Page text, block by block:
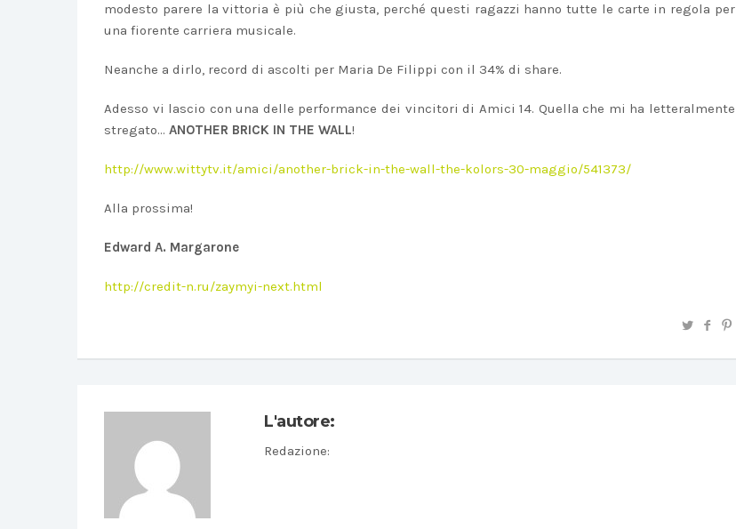
modesto parere la vittoria è più che giusta, perché questi ragazzi hanno tutte le carte in regola per
una fiorente carriera musicale.
Neanche a dirlo, record di ascolti per Maria De Filippi con il 34% di share.
Adesso vi lascio con una delle performance dei vincitori di Amici 14. Quella che mi ha letteralmente
stregato… ANOTHER BRICK IN THE WALL!
http://www.wittytv.it/amici/another-brick-in-the-wall-the-kolors-30-maggio/541373/
Alla prossima!
Edward A. Margarone
http://credit-n.ru/zaymyi-next.html
L'autore:
Redazione: